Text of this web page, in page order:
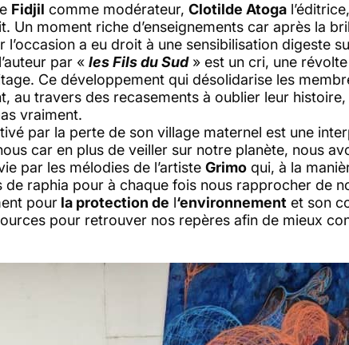
Fidjil comme modérateur, Clotilde Atoga l’éditrice,
Un moment riche d’enseignements car après la
a eu droit à une sensibilisation digeste
par « les Fils du Sud» est un cri, une
Ce développement qui désolidarise les
au travers des recasements à oublier leur
vraiment.
par la perte de son village maternel est une
car en plus de veiller sur notre planète, nous
par les mélodies de l’artiste Grimo qui, à la
raphia pour à chaque fois nous rapprocher de
pour la protection de l‘environnement et son
pour retrouver nos repères afin de mieux